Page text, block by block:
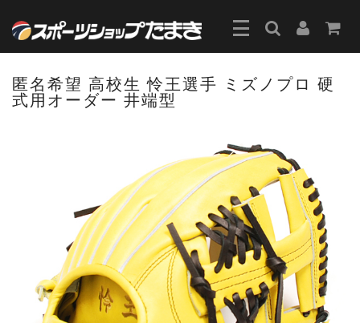
匿名希望 高校生 怜王選手 ミズノプロ 硬
式用オーダー 井端型